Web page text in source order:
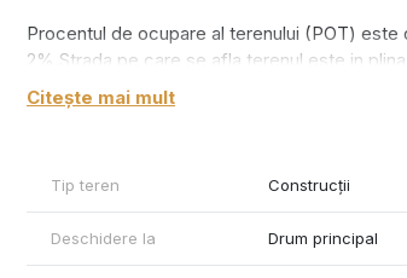
Procentul de ocupare al terenului (POT)
2%.Strada pe care se afla terenul este in
de aceea poate fi văzut ca o oportunitate de
- servicii notariat;
- servicii de topografie(schiță, releveu);
- certificate energetice imobile;
- asigurări;
Citește mai mult
Tip teren Construcții
Deschidere la Drum principal